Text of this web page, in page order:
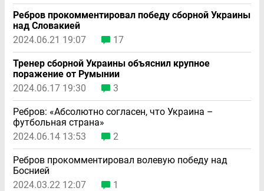
Ребров прокомментировал победу сборной Украины
над Словакией
2024.06.21 19:07
17
Тренер сборной Украины объяснил крупное
поражение от Румынии
2024.06.17 19:30
3
Ребров: «Абсолютно согласен, что Украина –
футбольная страна»
2024.06.14 13:53
2
Ребров прокомментировал волевую победу над
Боснией
2024.03.22 12:07
1